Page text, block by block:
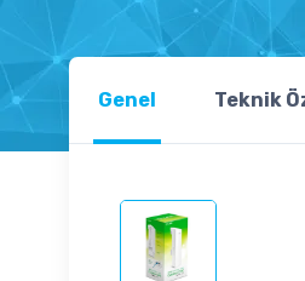
Genel Teknik